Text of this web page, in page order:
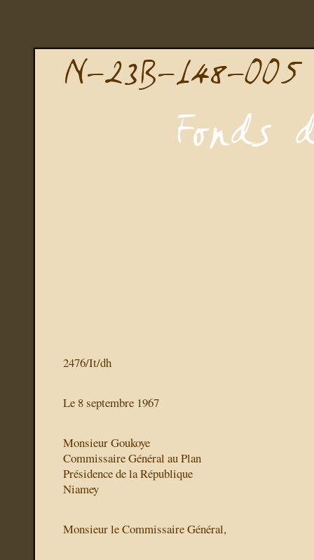
2476/It/dh
Le 8 septembre 1967
Monsieur Goukoye
Commissaire Général au Plan
Présidence de la République
Niamey
Monsieur le Commissaire Général,